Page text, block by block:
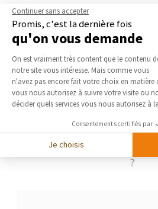
La Maison Des Travaux,
?
Continuer sans accepter
Promis, c'est la dernière fois
qu'on vous demande
Plateforme de Gestion
On est vraiment très content que le contenu
notre site vous intéresse. Mais comme vous
n'avez pas encore fait votre choix en matière
vous nous autorisez à suivre votre visite ou
décider quels services vous nous autorisez à
Consentements certifiés par
Je choisis
Axeptio